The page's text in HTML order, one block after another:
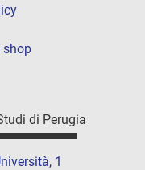
shop
di Perugia
1